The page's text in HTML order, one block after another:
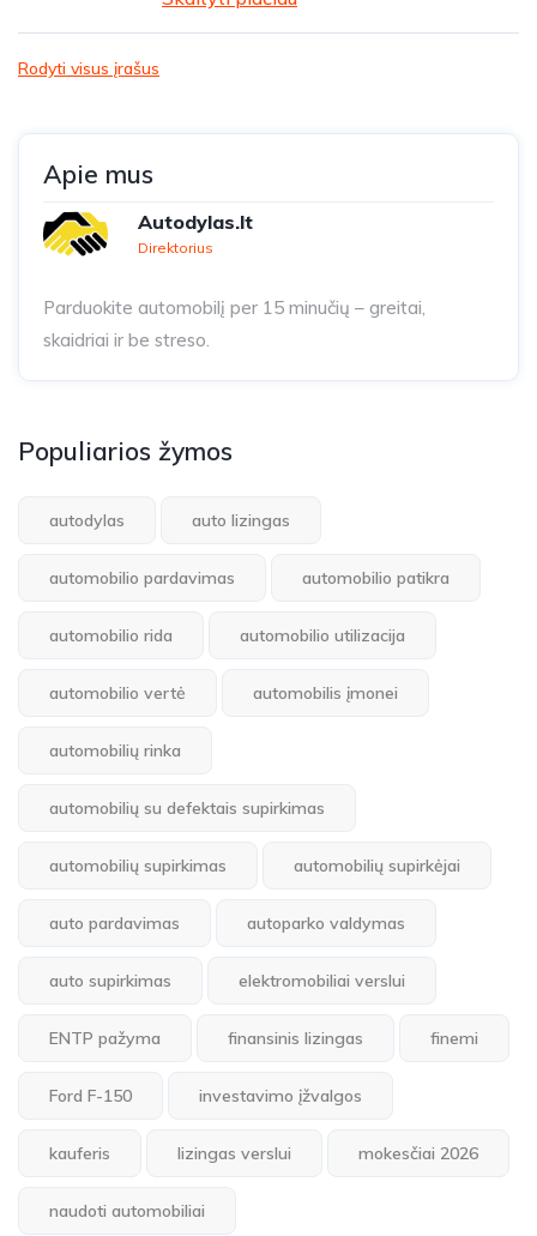
Rodyti visus įrašus
Apie mus
Autodylas.lt
Direktorius
Parduokite automobilį per 15 minučių – greitai,
skaidriai ir be streso.
Populiarios žymos
autodylas auto lizingas
automobilio pardavimas automobilio patikra
automobilio rida automobilio utilizacija
automobilio vertė automobilis įmonei
automobilių rinka
automobilių su defektais supirkimas
automobilių supirkimas automobilių supirkėjai
auto pardavimas autoparko valdymas
auto supirkimas elektromobiliai verslui
ENTP pažyma finansinis lizingas finemi
Ford F-150 investavimo įžvalgos
kauferis lizingas verslui mokesčiai 2026
naudoti automobiliai